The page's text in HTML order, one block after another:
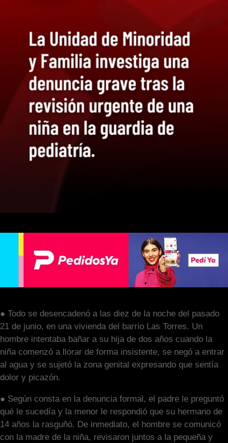
● Todo se desencadenó a las diez de la noche del pasado
21 de junio, en una vivienda del barrio Las Torres. Un
hombre intentaba bañar a su hija de dos años cuando la
niña comenzó a llorar de forma insistente, se negó a entrar
al agua y se sujetó la zona genital expresando que sentía
dolor y picazón.
● Según consta en la denuncia formal, el padre le preguntó
qué le sucedía y la menor le respondió que su hermano de
14 años la rasguñó. De inmediato, el hombre se comunicó
con la madre de la niña, revisaron juntos a la pequeña y